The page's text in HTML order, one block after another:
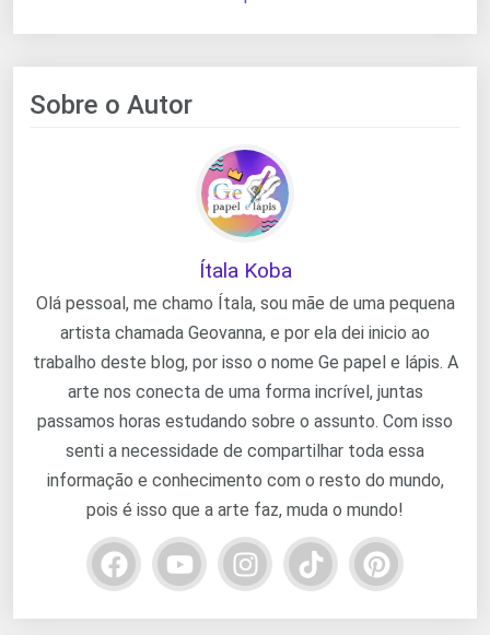
Sobre o Autor
Ítala Koba
Olá pessoal, me chamo Ítala, sou mãe de uma pequena
artista chamada Geovanna, e por ela dei inicio ao
trabalho deste blog, por isso o nome Ge papel e lápis. A
arte nos conecta de uma forma incrível, juntas
passamos horas estudando sobre o assunto. Com isso
senti a necessidade de compartilhar toda essa
informação e conhecimento com o resto do mundo,
pois é isso que a arte faz, muda o mundo!